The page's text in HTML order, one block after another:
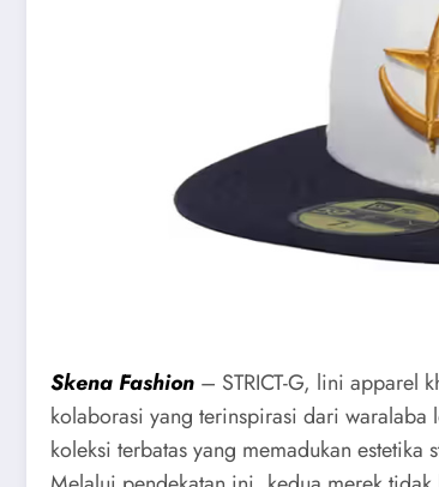
Skena Fashion – STRICT-G, lini apparel
kolaborasi yang terinspirasi dari
koleksi terbatas yang memadukan